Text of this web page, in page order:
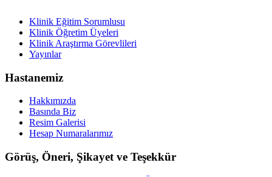
Klinik Eğitim Sorumlusu
Klinik Öğretim Üyeleri
Klinik Araştırma Görevlileri
Yayınlar
Hastanemiz
Hakkımızda
Basında Biz
Resim Galerisi
Hesap Numaralarımız
Görüş, Öneri, Şikayet ve Teşekkür